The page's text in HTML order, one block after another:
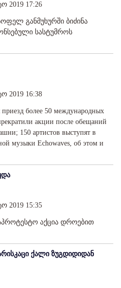
2019 17:26
განმუხურში ბიძინა
სასტუმროს
2019 16:38
более 50 международных
акции после обещаний
150 артистов выступят в
музыки Echowaves, об этом и
2019 15:35
აქცია დროებით
ქალი ზუგდიდიდან